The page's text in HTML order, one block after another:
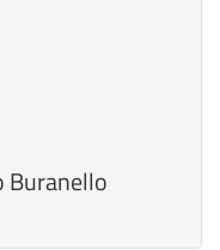
Buranello